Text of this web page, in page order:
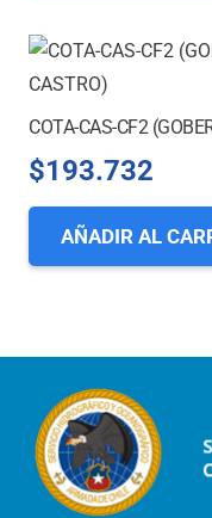
COTA-CAS-CF2
$193.732
AÑADIR AL